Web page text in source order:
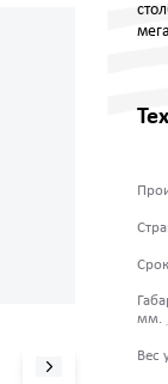
мм.
Вес